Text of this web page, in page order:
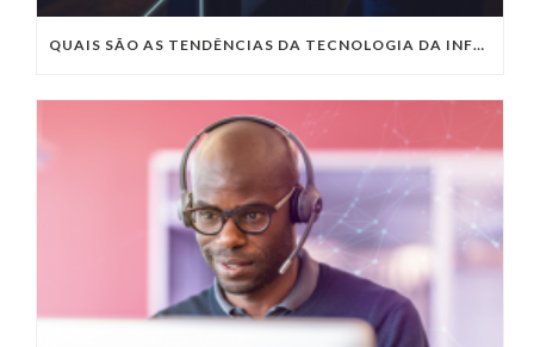
QUAIS SÃO AS TENDÊNCIAS DA TECNOLOGIA DA INFORMAÇÃO PARA 2023?